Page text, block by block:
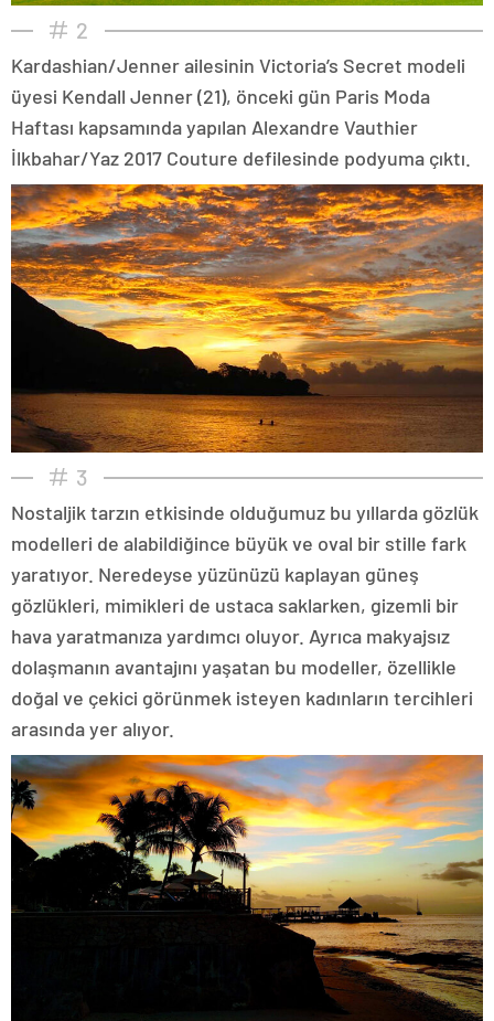
2
Kardashian/Jenner ailesinin Victoria’s Secret modeli
üyesi Kendall Jenner (21), önceki gün Paris Moda
Haftası kapsamında yapılan Alexandre Vauthier
İlkbahar/Yaz 2017 Couture defilesinde podyuma çıktı.
3
Nostaljik tarzın etkisinde olduğumuz bu yıllarda gözlük
modelleri de alabildiğince büyük ve oval bir stille fark
yaratıyor. Neredeyse yüzünüzü kaplayan güneş
gözlükleri, mimikleri de ustaca saklarken, gizemli bir
hava yaratmanıza yardımcı oluyor. Ayrıca makyajsız
dolaşmanın avantajını yaşatan bu modeller, özellikle
doğal ve çekici görünmek isteyen kadınların tercihleri
arasında yer alıyor.